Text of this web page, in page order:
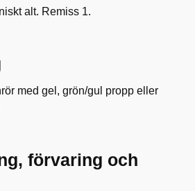
alt. Remiss 1.
med gel, grön/gul propp eller
förvaring och